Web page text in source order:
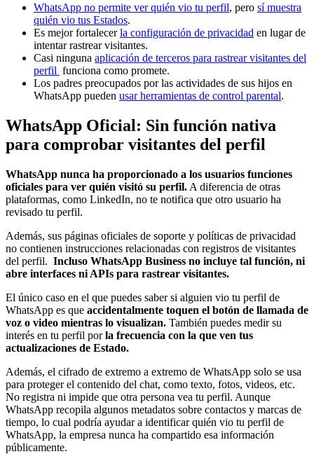
WhatsApp no permite ver quién vio tu perfil, pero sí muestra
quién vio tus Estados.
Es mejor fortalecerla configuración de privacidad en lugar de
intentar rastrear visitantes.
Casi ninguna aplicación de terceros para rastrear visitantes del
perfil funciona como promete.
Los padres preocupados por las actividades de sus hijos en
WhatsApp pueden usar herramientas de control parental.
WhatsApp Oficial: Sin función nativa
para comprobar visitantes del perfil
WhatsApp nunca ha proporcionado a los usuarios funciones
oficiales para ver quién visitó su perfil. A diferencia de otras
plataformas, como LinkedIn, no te notifica que otro usuario ha
revisado tu perfil.
Además, sus páginas oficiales de soporte y políticas de privacidad
no contienen instrucciones relacionadas con registros de visitantes
del perfil. Incluso WhatsApp Business no incluye tal función, ni
abre interfaces ni APIs para rastrear visitantes.
El único caso en el que puedes saber si alguien vio tu perfil de
WhatsApp es que accidentalmente toquen el botón de llamada de
voz o video mientras lo visualizan. También puedes medir su
interés en tu perfil porla frecuencia con la que ven tus
actualizaciones de Estado.
Además, el cifrado de extremo a extremo de WhatsApp solo se usa
para proteger el contenido del chat, como texto, fotos, videos, etc.
No registra ni impide que otra persona vea tu perfil. Aunque
WhatsApp recopila algunos metadatos sobre contactos y marcas de
tiempo, lo cual podría ayudar a identificar quién vio tu perfil de
WhatsApp, la empresa nunca ha compartido esa información
públicamente.